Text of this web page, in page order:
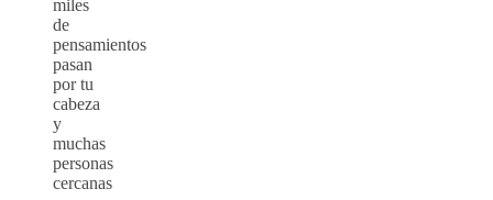
miles
de
pensamientos
pasan
por tu
cabeza
y
muchas
personas
cercanas